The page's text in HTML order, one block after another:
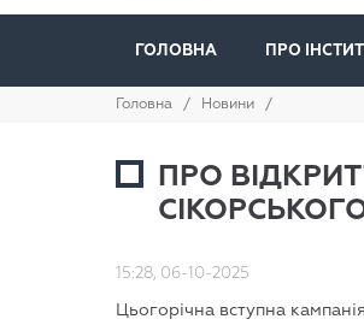
ГОЛОВНА ПРО
Головна / Новини /
ПРО
15:28, 06-10-2025
Цьогорічна вступна